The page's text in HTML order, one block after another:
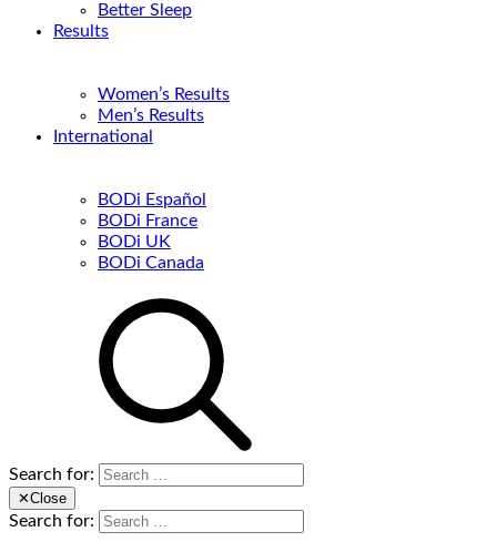
Better Sleep
Results
Women’s Results
Men’s Results
International
BODi Español
BODi France
BODi UK
BODi Canada
Search for:
✕Close
Search for: